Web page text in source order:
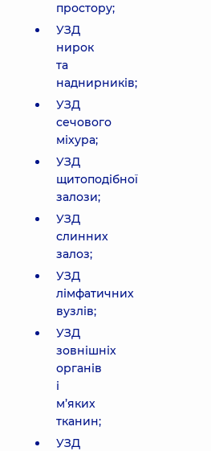
простору;
УЗД
нирок
та
наднирників;
УЗД
сечового
міхура;
УЗД
щитоподібної
залози;
УЗД
слинних
залоз;
УЗД
лімфатичних
вузлів;
УЗД
зовнішніх
органів
і
м’яких
тканин;
УЗД